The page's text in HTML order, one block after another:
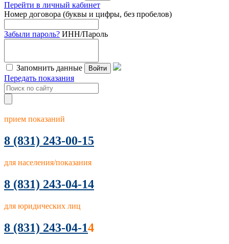
Перейти в личный кабинет
Номер договора (буквы и цифры, без пробелов)
Забыли пароль? ИНН/Пароль
Запомнить данные Войти
Передать показания
прием показаний
8 (831) 243-00-15
для населения/показания
8 (831) 243-04-14
для юридических лиц
8 (831) 243-04-14